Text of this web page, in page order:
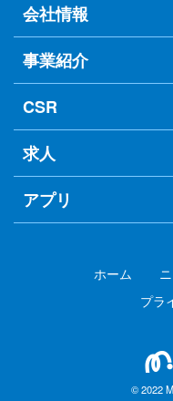
会社情報
事業紹介
CSR
求人
アプリ
ホーム
プラ
© 2022